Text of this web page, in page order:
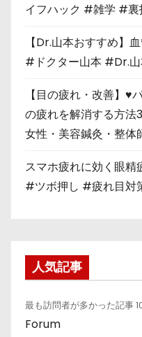
イフハック #雑学 #
【Dr.山本おすすめ】
#ドクター山本 #Dr.
【目の疲れ・改善】♥
の疲れを解消する方
女性・美容鍼灸・整体
スマホ疲れに効く眼
#ツボ押し #疲れ目対
人気記事
最も訪問者が多かった記事
Forum